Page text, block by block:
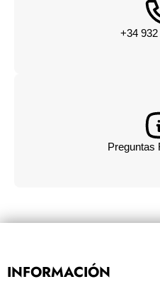
+34
Preguntas
INFORMACIÓN